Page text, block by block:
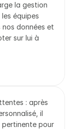
la gestion
équipes
nos données et
sur lui à
: après
il
pertinente pour